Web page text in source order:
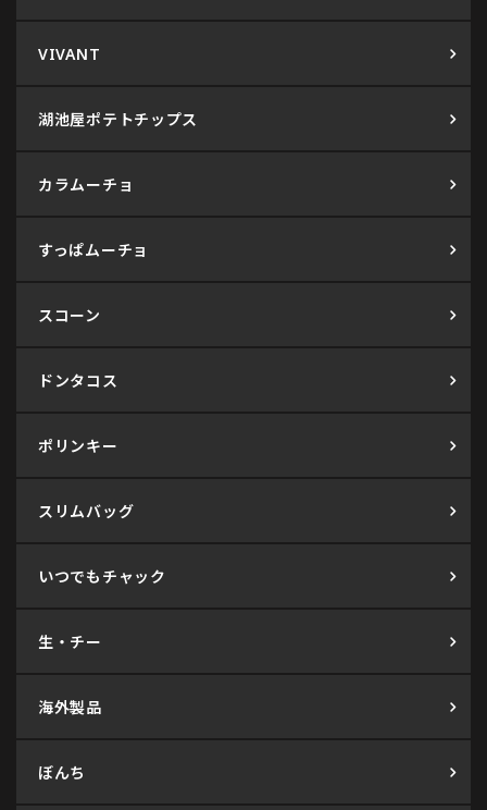
VIVANT
湖池屋ポテトチップス
カラムーチョ
すっぱムーチョ
スコーン
ドンタコス
ポリンキー
スリムバッグ
いつでもチャック
生・チー
海外製品
ぼんち